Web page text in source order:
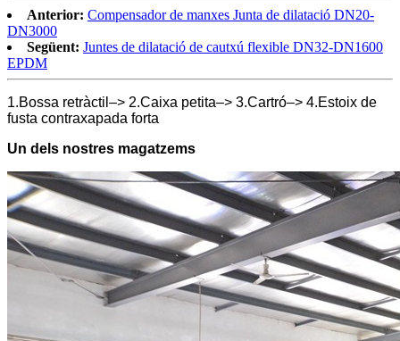
Anterior: Compensador de manxes Junta de dilatació DN20-
DN3000
Següent: Juntes de dilatació de cautxú flexible DN32-DN1600
EPDM
1.Bossa retràctil–> 2.Caixa petita–> 3.Cartró–> 4.Estoix de
fusta contraxapada forta
Un dels nostres magatzems